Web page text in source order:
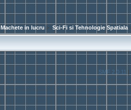
Machete in lucru > Sci-Fi si Tehnologie Spatiala
SMF 2.0.11 |